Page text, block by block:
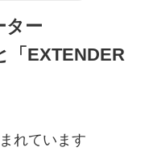
ター
「EXTENDER
れています